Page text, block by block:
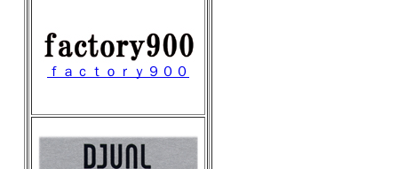
ｆａｃｔｏｒｙ９００